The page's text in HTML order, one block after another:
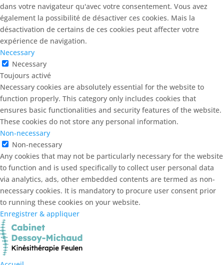
dans votre navigateur qu'avec votre consentement. Vous avez
également la possibilité de désactiver ces cookies. Mais la
désactivation de certains de ces cookies peut affecter votre
expérience de navigation.
Necessary
Necessary
Toujours activé
Necessary cookies are absolutely essential for the website to
function properly. This category only includes cookies that
ensures basic functionalities and security features of the website.
These cookies do not store any personal information.
Non-necessary
Non-necessary
Any cookies that may not be particularly necessary for the website
to function and is used specifically to collect user personal data
via analytics, ads, other embedded contents are termed as non-
necessary cookies. It is mandatory to procure user consent prior
to running these cookies on your website.
Enregistrer & appliquer